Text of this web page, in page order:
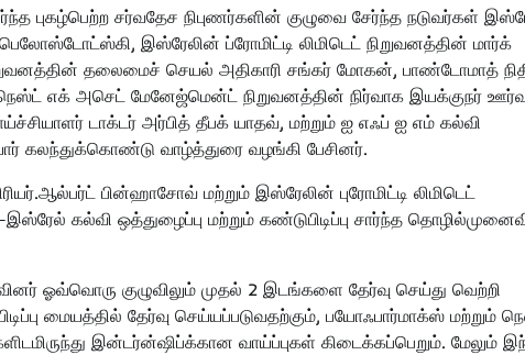
புகழ்பெற்ற சர்வதேச நிபுணர்களின் குழுவை சேர்ந்த நடுவர்கள்
இஸ்ரேலின் ப்ரோமிட்டி லிமிடெட் நிறுவனத்தின் மார்க்
தலைமைச் செயல் அதிகாரி சங்கர் மோகன், பாண்டோமாத்
நெஸ்ட் எக் அசெட் மேனேஜ்மென்ட் நிறுவனத்தின் நிர்வாக இயக்குநர்
டாக்டர் அர்பித் தீபக் யாதவ், மற்றும் ஐ எஃப் ஐ எம் கல்வி
கலந்துக்கொண்டு வாழ்த்துரை வழங்கி பேசினர்.
பின்ஹாசோவ் மற்றும் இஸ்ரேலின் புரோமிட்டி லிமிடெட்
கல்வி ஒத்துழைப்பு மற்றும் கண்டுபிடிப்பு சார்ந்த
ஓவ்வொரு குழுவிலும் முதல் 2 இடங்களை தேர்வு செய்து வெற்றி
மையத்தில் தேர்வு செய்யப்படுவதற்கும், பயோஃபார்மாக்ஸ் மற்றும்
இன்டர்ன்ஷிப்க்கான வாய்ப்புகள் கிடைக்கப்பெறும். மேலும்